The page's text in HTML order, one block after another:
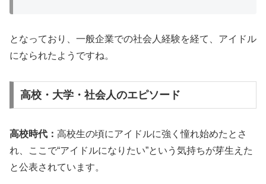
となっており、一般企業での社会人経験を経て、アイドル
になられたようですね。
高校・大学・社会人のエピソード
高校時代： 高校生の頃にアイドルに強く憧れ始めたとさ
れ、ここで“アイドルになりたい”という気持ちが芽生えた
と公表されています。